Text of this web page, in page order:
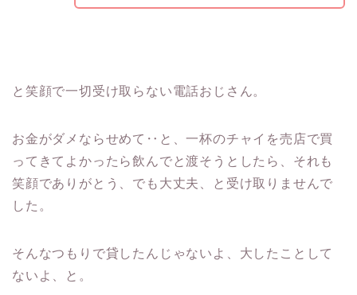
と笑顔で一切受け取らない電話おじさん。
お金がダメならせめて‥と、一杯のチャイを売店で買
ってきてよかったら飲んでと渡そうとしたら、それも
笑顔でありがとう、でも大丈夫、と受け取りませんで
した。
そんなつもりで貸したんじゃないよ、大したことして
ないよ、と。